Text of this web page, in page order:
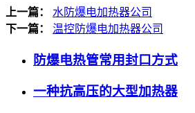
上一篇：
水防爆电加热器公司
下一篇：
温控防爆电加热器公司
防爆电热管常用封口方式
一种抗高压的大型加热器